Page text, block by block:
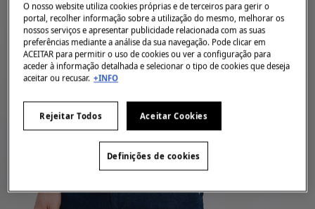
O nosso website utiliza cookies próprias e de terceiros para gerir o
portal, recolher informação sobre a utilização do mesmo, melhorar os
nossos serviços e apresentar publicidade relacionada com as suas
preferências mediante a análise da sua navegação. Pode clicar em
ACEITAR para permitir o uso de cookies ou ver a configuração para
aceder à informação detalhada e selecionar o tipo de cookies que deseja
aceitar ou recusar. +INFO
Rejeitar Todos Aceitar Cookies
Definições de cookies